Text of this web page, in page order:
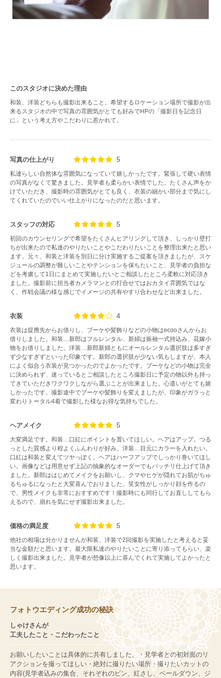
このスタジオに決めた理由
和装、洋装どちらも撮影出来ること。希望するロケーション場所で撮影が出
来るスタジオの中で写真の雰囲気がとても好みでHPの「撮影日を記念日
に」という考え方やこだわりに惹かれて。
写真の仕上がり 5
私達らしい自然体な雰囲気になっていて嬉しかったです。緊張して硬い表情
の写真がなくて驚きました。見学者も柔らかい表情でした。たくさん声をか
けていただき、撮影時の雰囲気がとても良く、衣装の細かい部分まで気にし
てくれていたのでいい仕上がりになったのだと思います。
スタッフの対応 5
初回のカウンセリングで希望をたくさんヒアリングして頂き、しっかり壁打
ちが出来たので私達のやりたいことやこだわりたいことを整理出来たと思い
ます。元々、和装と洋装を別日に分け実施するご提案を頂きましたが、スケ
ジュールの調整が難しいことやテンションを保ちたいこと、見学者の負担な
どを考慮して1日にまとめて実施したいとご相談したところ柔軟に対応頂き
ました。撮影前に担当者カメラマンとの打合せではおカタイ雰囲気ではな
く、作戦会議の様な感じでイメージの共有やすり合わせなど出来ました。
衣装 4
衣装は提携先からお借りし、ブーケや髪飾りなどの小物はecooさんからお
借りしました。和装…新郎はフルレンタル、新婦は振袖一式持込み、花嫁小
物をお借りしました。洋装…新郎新婦ともにオールレンタル選択肢は多すぎ
ず少なすぎずといった印象です。新郎の選択肢が少ない気もしますが、本人
によく似合う衣装が見つかったのでよかったです。ブーケなどの小物は完全
に決められず、迷っているとご相談したところ撮影日に予定の物以外も持っ
てきていただきワクワクしながら選ぶことが出来ました。心遣いがとても嬉
しかったです。撮影途中でブーケや髪飾りを変えましたが、印象がガラっと
変わりトータル4着で撮影した様なお得な気持ちでした。
ヘアメイク 5
大変満足です。和装…口紅にポイントを置いてほしい。ヘアはアップ。つる
っとした質感より程よくふんわりが好み。洋装…目元にカラーを入れたい。
口紅は和装と変えてツヤっぽく。ヘアはハーフアップでしっかり巻いてほし
い。画像などは用意せず上記の抽象的なオーダーでもバッチリ仕上げて頂き
ました。新郎ははじめてメイクをお願いし、クマやヒゲが隠れてお肌がちゅ
るちゅるになったと大変喜んでおりました。笑女性がしっかり顔を作るの
で、男性メイクも非常におすすめです！撮影時にも同行してお直ししてもら
えるので、崩れを気にせず撮影出来ました。
価格の満足度 5
他社の相場は分かりませんが和装、洋装で2回撮影を実施したと考えると妥
当な金額だと思います。最大限私達のやりたいことに寄り添ってもらい、楽
しく撮影出来ました。見学者が想像以上に喜んでくれて実施してよかったと
思います。
フォトウエディング成功の秘訣
しゃけさんが
工夫したこと・こだわったこと
お願いしたいことは具体的に共有しました。・見学者との初対面のリ
アクションを撮ってほしい・絶対に撮りたい場所・撮りたいカットの
内容(見学者込みの集合、それぞれのピン、紅さし、ベールダウン、ジ